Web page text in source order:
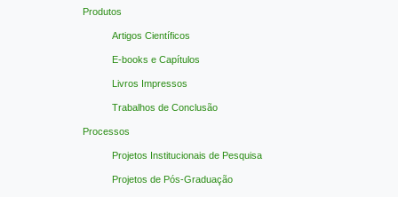
Produtos
Artigos Científicos
E-books e Capítulos
Livros Impressos
Trabalhos de Conclusão
Processos
Projetos Institucionais de Pesquisa
Projetos de Pós-Graduação